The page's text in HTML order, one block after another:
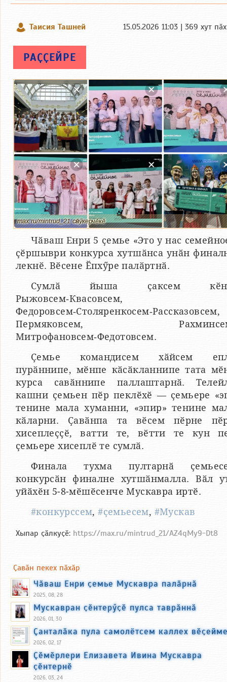
Таисия Ташней 15.05.2026 11:03 | 369 хут
РАҪҪЕЙРЕ
max.ru/mintrud_21 сӑнӳкерчӗкӗ
Чӑваш Енри 5 ҫемье «Это у нас
ҫӗршыври конкурса хутшӑнса унӑн
лекнӗ. Вӗсене Ӗпхӳре палӑртнӑ.
Сумлӑ йыша ҫаксем
Рыжовсем‑Квасовсем,
Федоровсем‑Столяренкосем‑Рассказовсем,
Пермяковсем,
Митрофановсем‑Федотовсем.
Ҫемье командисем хӑйсем
пурӑннипе, мӗнпе кӑсӑкланнипе тата
курса савӑннипе паллаштарнӑ.
кашни ҫемьен пӗр пеклӗхӗ — ҫемьере
тенине мала хуманни, «эпир» тенине
кӑларни. Ҫавӑнпа та вӗсем пӗрне
хисеплеҫҫӗ, ватти те, вӗтти те кун
ҫемьере хисеплӗ те сумлӑ.
Финала тухма пултарнӑ
конкурсӑн финалне хутшӑнмалла. Вӑл
уйӑхӗн 5-8-мӗшӗсенче Мускавра иртӗ.
#конкурссем,#ҫемьесем, #Мускав
Хыпар ҫӑлкуҫӗ: https://max.ru/mintrud_21/AZ4qMy9-Dt8
Ҫавӑн пекех пӑхӑр
Чӑваш Енри ҫемье Мускавра палӑрнӑ
2025, 08, 28
Мускавран ҫӗнтерӳҫӗ пулса таврӑннӑ
2026, 01, 30
Ҫанталӑка пула самолётсем каллех
2026, 02, 17
Ҫӗмӗрлери Елизавета Ивина Мускавра
ҫӗнтернӗ
2026, 03, 24